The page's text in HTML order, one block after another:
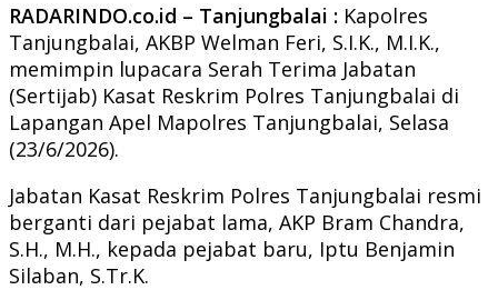
RADARINDO.co.id – Tanjungbalai : Kapolres
Tanjungbalai, AKBP Welman Feri, S.I.K., M.I.K.,
memimpin lupacara Serah Terima Jabatan
(Sertijab) Kasat Reskrim Polres Tanjungbalai di
Lapangan Apel Mapolres Tanjungbalai, Selasa
(23/6/2026).
Jabatan Kasat Reskrim Polres Tanjungbalai resmi
berganti dari pejabat lama, AKP Bram Chandra,
S.H., M.H., kepada pejabat baru, Iptu Benjamin
Silaban, S.Tr.K.